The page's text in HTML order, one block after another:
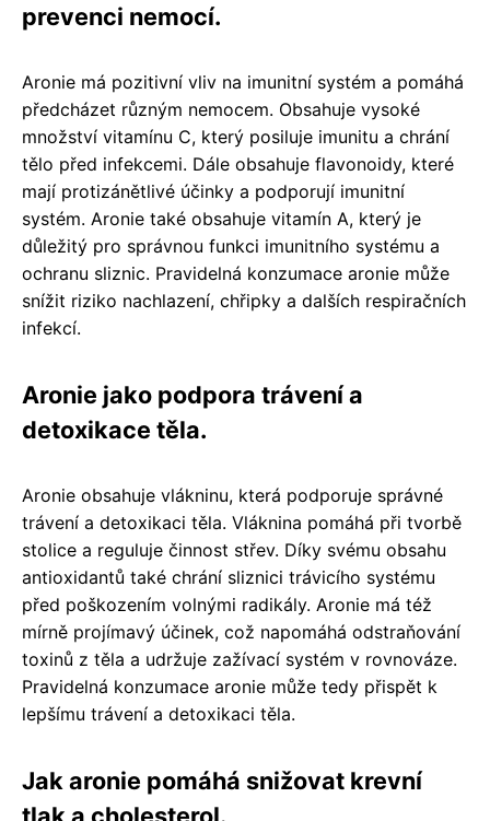
prevenci nemocí.
Aronie má pozitivní vliv na imunitní systém a pomáhá
předcházet různým nemocem. Obsahuje vysoké
množství vitamínu C, který posiluje imunitu a chrání
tělo před infekcemi. Dále obsahuje flavonoidy, které
mají protizánětlivé účinky a podporují imunitní
systém. Aronie také obsahuje vitamín A, který je
důležitý pro správnou funkci imunitního systému a
ochranu sliznic. Pravidelná konzumace aronie může
snížit riziko nachlazení, chřipky a dalších respiračních
infekcí.
Aronie jako podpora trávení a
detoxikace těla.
Aronie obsahuje vlákninu, která podporuje správné
trávení a detoxikaci těla. Vláknina pomáhá při tvorbě
stolice a reguluje činnost střev. Díky svému obsahu
antioxidantů také chrání sliznici trávicího systému
před poškozením volnými radikály. Aronie má též
mírně projímavý účinek, což napomáhá odstraňování
toxinů z těla a udržuje zažívací systém v rovnováze.
Pravidelná konzumace aronie může tedy přispět k
lepšímu trávení a detoxikaci těla.
Jak aronie pomáhá snižovat krevní
tlak a cholesterol.